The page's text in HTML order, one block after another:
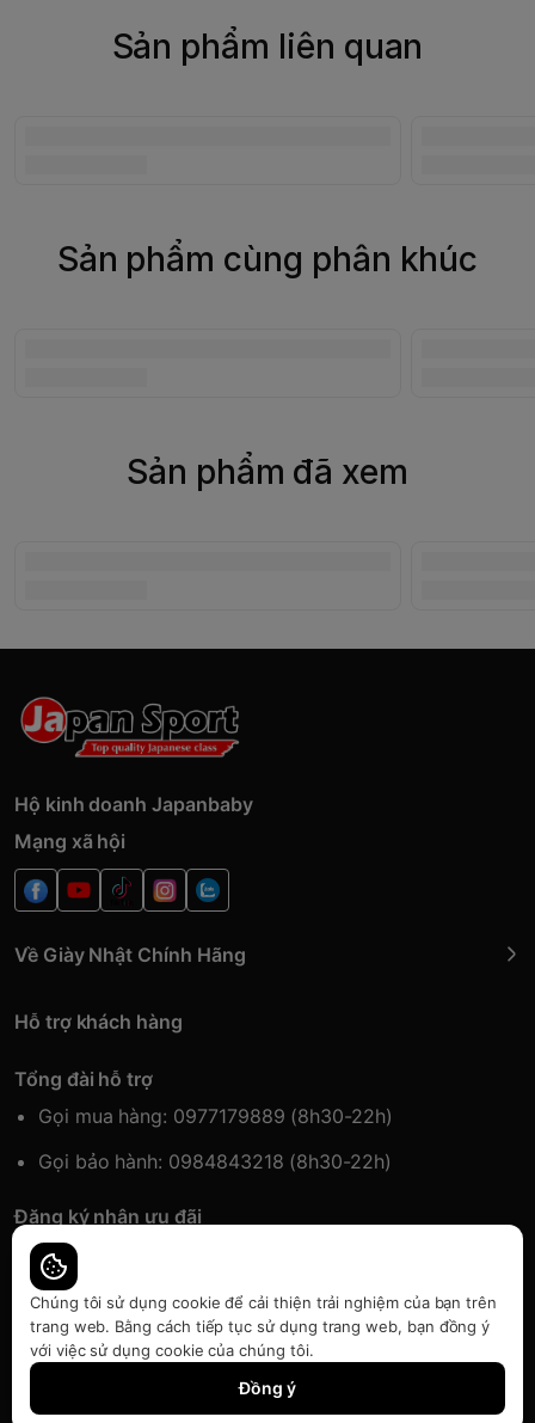
Sản phẩm liên quan
Sản phẩm cùng phân khúc
Sản phẩm đã xem
Hộ kinh doanh Japanbaby
Mạng xã hội
Về Giày Nhật Chính Hãng
Hỗ trợ khách hàng
Tổng đài hỗ trợ
Gọi mua hàng: 0977179889 (8h30-22h)
Gọi bảo hành: 0984843218 (8h30-22h)
Đăng ký nhận ưu đãi
Đăng kí để nhận thông tin ưu đãi sớm nhất.
Bàn quyền thuộc về Japansport | Cung cấp bởiSapo
Chúng tôi sử dụng cookie để cải thiện trải nghiệm của bạn trên
trang web. Bằng cách tiếp tục sử dụng trang web, bạn đồng ý
với việc sử dụng cookie của chúng tôi.
Đồng ý